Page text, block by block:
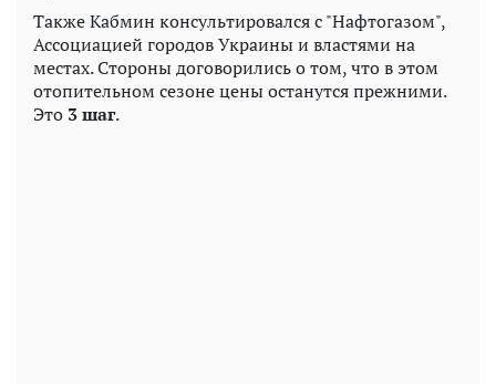
Также Кабмин консультировался с "Нафтогазом",
Ассоциацией городов Украины и властями на
местах. Стороны договорились о том, что в этом
отопительном сезоне цены останутся прежними.
Это 3 шаг.